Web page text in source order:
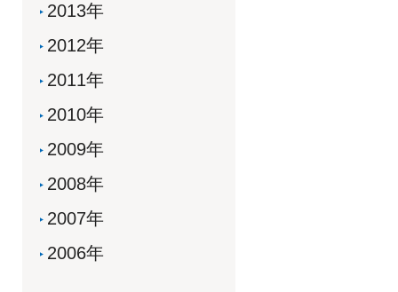
2013年
2012年
2011年
2010年
2009年
2008年
2007年
2006年